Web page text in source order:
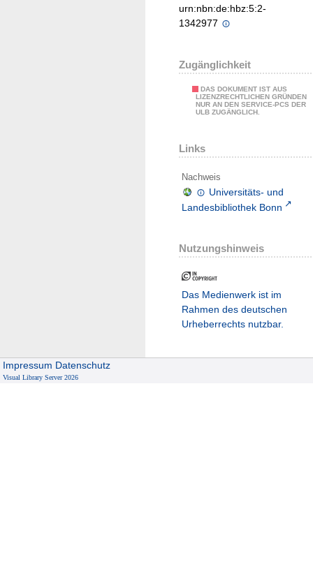
urn:nbn:de:hbz:5:2-
1342977
Zugänglichkeit
DAS DOKUMENT IST AUS
LIZENZRECHTLICHEN GRÜNDEN
NUR AN DEN SERVICE-PCS DER
ULB ZUGÄNGLICH.
Links
Nachweis
Universitäts- und
Landesbibliothek Bonn
Nutzungshinweis
Das Medienwerk ist im
Rahmen des deutschen
Urheberrechts nutzbar.
Impressum Datenschutz
Visual Library Server 2026